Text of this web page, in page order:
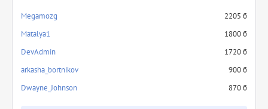
Megamozg
2205 б
Matalya1
1800 б
DevAdmin
1720 б
arkasha_bortnikov
900 б
Dwayne_Johnson
870 б